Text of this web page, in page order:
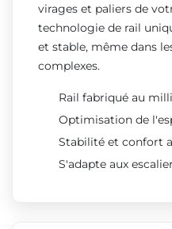
virages et paliers de
technologie de rail
et stable, même dans
complexes.
Rail fabriqué au
Optimisation de
Stabilité et confort
S'adapte aux